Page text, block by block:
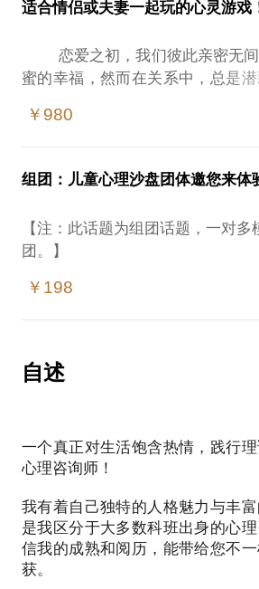
【在行郑重提示】：此话题内容
域的的个人经验、意见或观点，
如您或您的家人有诊疗需求，在
于我自己在系统思维下的职业选择
NLP执行师，拥有丰富的系统思维
们通过冰山模型帮您看见行为背后
第四课：澄清自己的金钱观念，
感渴望；人的一生离不开赖以生
生沦为金钱的奴隶，在金钱面前
着怎样的童年成长模式呢？
步，我们帮您勾画出关系的死循环
第六课：表达压抑的核心需求，
的方式；冲突源于需求的未满足
第七课：暴露自己的情绪按钮，
经的创伤，排除情绪的地雷。
出控制我们行为的潜意识元凶。
第九课：解构一个清晰的梦境，
的信号；每个人都会有一些反复
梦，但我们都很少去正视梦的涵义
我一个人生活似乎也比这样住在一
在，我不知道如何接近他；如果
常常会有这样的内心感受：和她
是错的，所以我干脆就放弃了；
己的感觉是怎样的，于是我只好呆
子、房子和她的家人都排在我的
排在我前面。我的作用就是把钱
么我最后变得很空虚，也永远不
富的婚姻情感咨询经验，让我使
人舞： 看到你们关系中一直在出
出曾经的恶毒对话的沟通模式；
发按钮； 有效度量彼此婚姻关系
度；
EFT情绪疗法，专注亲密关系的
间的安全感！
适合情侣或夫妻一起玩的心灵游戏
恋爱之初，我们彼此亲密无间
蜜的幸福，然而在关系中，总是
变了一个人，其实人还是那个人
人在无声的互动合作中，不能使用
言交流，共同创造一个属于你们
期待和未来的互动模式，还原一
分享：图片是一对结婚5年的夫妻
发了系列的问题，过程中先生想
了心里彼此多年的心结，因为太太
了幸福的眼泪。PS.您将在期待
解自己和所爱的人对于生活的深层
门，创建坦诚和信任的亲密交流
为彼此种下一个辛福的心锚，永久
我们一起做过很多事情，玩过很多
￥980
组团：儿童心理沙盘团体邀您来体
【注：此话题为组团话题，一对
团。】
代在荣格分析心理学的基础上创
逐渐应用到了儿童教育领域。目前
学、幼儿园都配备了沙盘游戏设备
沙盘治疗对儿童心理发展有何帮助
第一，沙盘游戏可以促进儿童的智
可以促进孩子触觉发展，各种颜
孩子视觉发展。而触觉和视觉的
发育，进而促进儿童智力的发展。
第二，沙盘游戏可以提升儿童的创
￥198
自述
一个真正对生活饱含热情，践行
心理咨询师！
我有着自己独特的人格魅力与丰
是我区分于大多数科班出身的心
信我的成熟和阅历，能带给您不
获。